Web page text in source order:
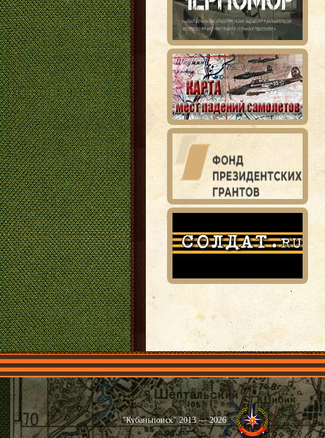
Главная Имена Общественные объединения
"Кубаньпоиск" 2013 — 2026